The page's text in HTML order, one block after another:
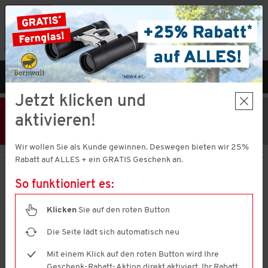
Vorteilshop App:
Jetzt neu!
Gleich herunterladen
×
MENÜ
25% Rabatt
+ Geschenk
Code V51373 einlösen!
Aktion nur noch 1 Tage 10 Stunden 26 Minuten 59 Sekunden gültig.
Emilia Parker
von
Sternen,
Jetzt klicken und
aktivieren!
Wir wollen Sie als Kunde gewinnen. Deswegen bieten wir 25%
Rabatt auf ALLES + ein GRATIS Geschenk an.
So funktioniert es:
Klicken Sie auf den roten Button
Die Seite lädt sich automatisch neu
Mit einem Klick auf den roten Button wird Ihre